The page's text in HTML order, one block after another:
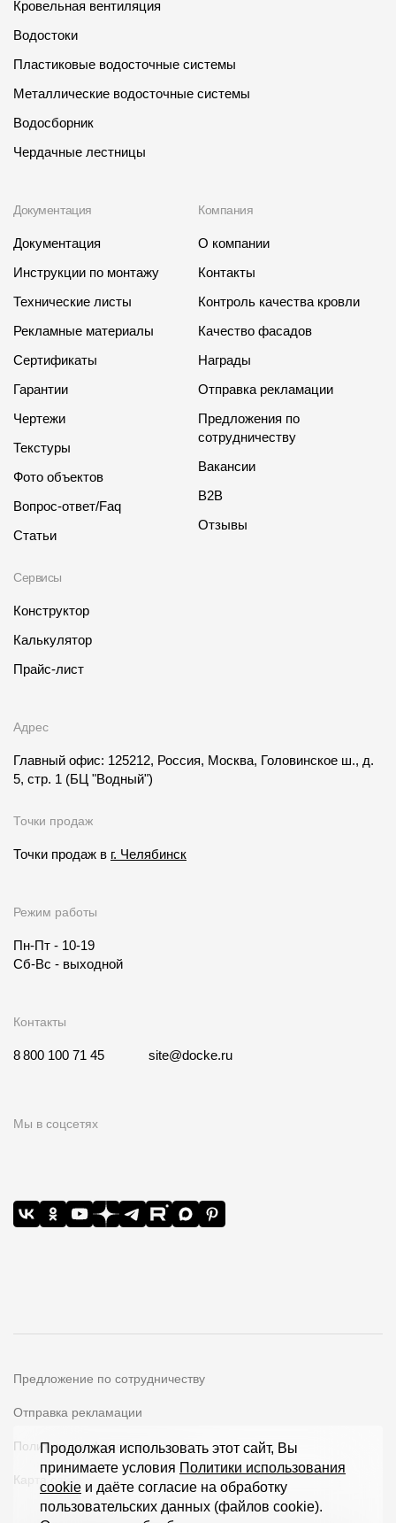
Кровельная вентиляция
Водостоки
Пластиковые водосточные системы
Металлические водосточные системы
Водосборник
Чердачные лестницы
Документация
Документация
Инструкции по монтажу
Технические листы
Рекламные материалы
Сертификаты
Гарантии
Чертежи
Текстуры
Фото объектов
Вопрос-ответ/Faq
Статьи
Сервисы
Конструктор
Калькулятор
Прайс-лист
Компания
О компании
Контакты
Контроль качества кровли
Качество фасадов
Награды
Отправка рекламации
Предложения по
сотрудничеству
Вакансии
B2B
Отзывы
Адрес
Главный офис: 125212, Россия, Москва, Головинское ш., д.
5, стр. 1 (БЦ "Водный")
Точки продаж
Точки продаж в г. Челябинск
Режим работы
Пн-Пт - 10-19
Сб-Вс - выходной
Контакты
8 800 100 71 45 site@docke.ru
Мы в соцсетях
Предложение по сотрудничеству
Отправка рекламации
Политика конфиденциальности
Карта сайта
Продолжая использовать этот сайт, Вы
принимаете условия Политики использования
cookie и даёте согласие на обработку
пользовательских данных (файлов cookie).